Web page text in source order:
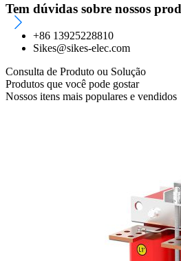
Tem dúvidas sobre nossos
+86 13925228810
Sikes@sikes-elec.com
Consulta de Produto ou Solução
Produtos que você pode gostar
Nossos itens mais populares e vendidos